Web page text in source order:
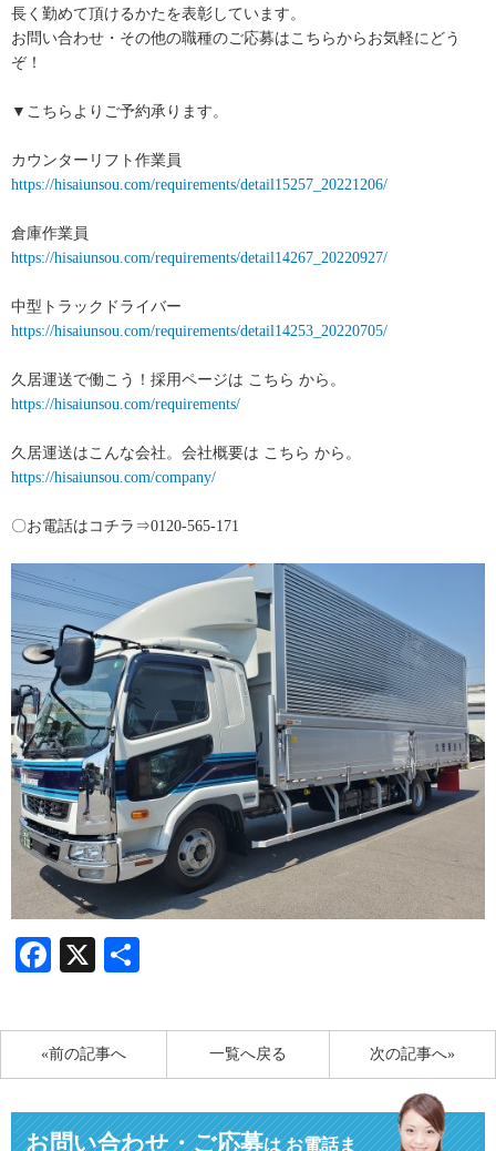
長く勤めて頂けるかたを表彰しています。
お問い合わせ・その他の職種のご応募はこちらからお気軽にどう
ぞ！
▼こちらよりご予約承ります。
カウンターリフト作業員
https://hisaiunsou.com/requirements/detail15257_20221206/
倉庫作業員
https://hisaiunsou.com/requirements/detail14267_20220927/
中型トラックドライバー
https://hisaiunsou.com/requirements/detail14253_20220705/
久居運送で働こう！採用ページは こちら から。
https://hisaiunsou.com/requirements/
久居運送はこんな会社。会社概要は こちら から。
https://hisaiunsou.com/company/
〇お電話はコチラ⇒0120-565-171
Facebook
X
«前の記事へ 次の記事へ»
一覧へ戻る
お問い合わせ・ご応募はお電話ま